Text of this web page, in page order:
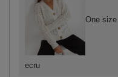
ecru
One size